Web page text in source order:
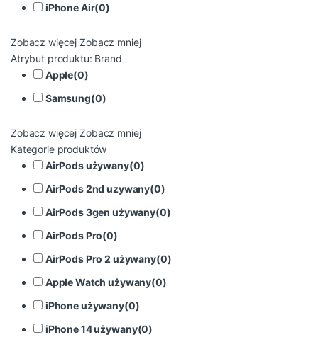
iPhone Air(0)
Zobacz więcej Zobacz mniej
Atrybut produktu: Brand
Apple(0)
Samsung(0)
Zobacz więcej Zobacz mniej
Kategorie produktów
AirPods używany(0)
AirPods 2nd uzywany(0)
AirPods 3gen używany(0)
AirPods Pro(0)
AirPods Pro 2 używany(0)
Apple Watch używany(0)
iPhone używany(0)
iPhone 14 używany(0)